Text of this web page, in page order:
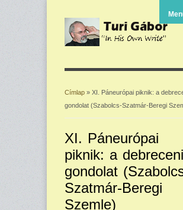
Jelenlegi hely
Címlap » XI. Páneurópai piknik: a
gondolat (Szabolcs-Szatmár-Beregi
XI. Páneurópai
piknik: a debreceni
gondolat
Szatmár-Beregi
Szemle)